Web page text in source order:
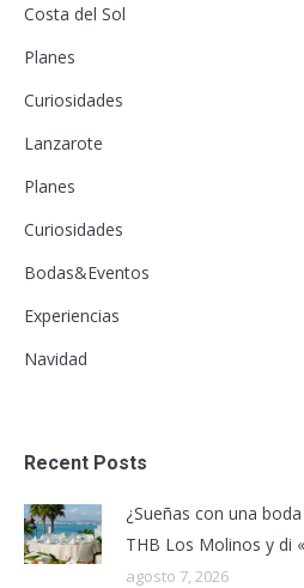
Costa del Sol
Planes
Curiosidades
Lanzarote
Planes
Curiosidades
Bodas&Eventos
Experiencias
Navidad
Recent Posts
¿Sueñas con una
THB Los Molinos y di
agosto 7, 2026